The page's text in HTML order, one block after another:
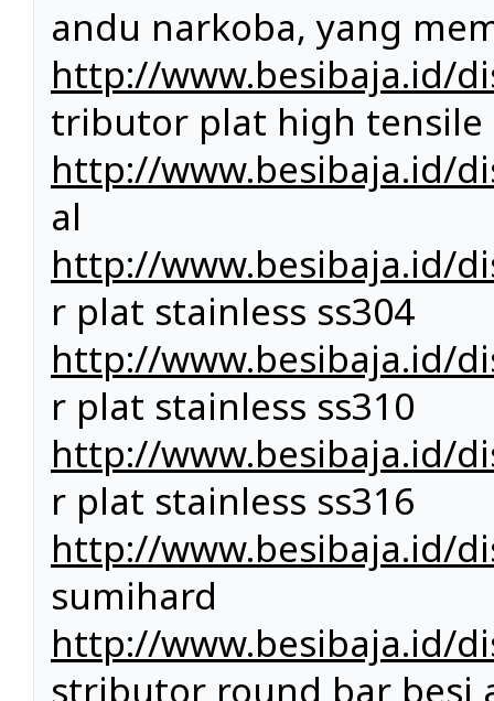
andu narkoba, yang
http://www.besibaja.id/
tributor plat high tensile
http://www.besibaja.id/
al
http://www.besibaja.id/
r plat stainless ss304
http://www.besibaja.id/
r plat stainless ss310
http://www.besibaja.id/
r plat stainless ss316
http://www.besibaja.id/
sumihard
http://www.besibaja.id/
stributor round bar besi